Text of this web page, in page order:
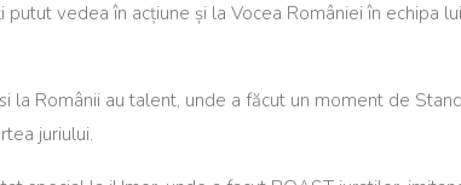
vedea în acțiune și la Vocea României în echipa
la Românii au talent, unde a făcut un moment de
juriului.